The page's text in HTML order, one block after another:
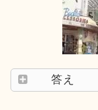
答え